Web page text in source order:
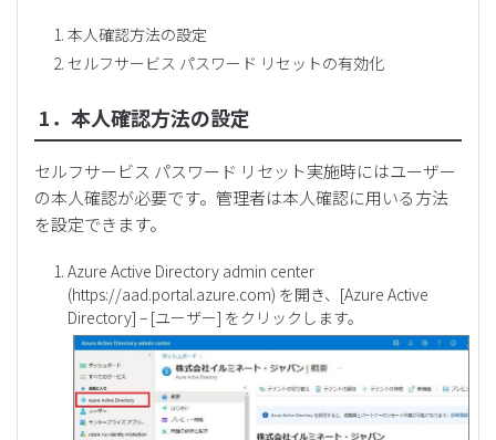
本人確認方法の設定
セルフサービス パスワード リセットの有効化
1．本人確認方法の設定
セルフサービス パスワード リセット実施時にはユーザー
の本人確認が必要です。管理者は本人確認に用いる方法
を設定できます。
Azure Active Directory admin center
(https://aad.portal.azure.com) を開き、[Azure Active
Directory] – [ユーザー] をクリックします。